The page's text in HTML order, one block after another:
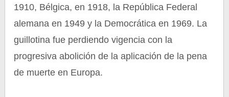
1910, Bélgica, en 1918, la República Federal
alemana en 1949 y la Democrática en 1969. La
guillotina fue perdiendo vigencia con la
progresiva abolición de la aplicación de la pena
de muerte en Europa.